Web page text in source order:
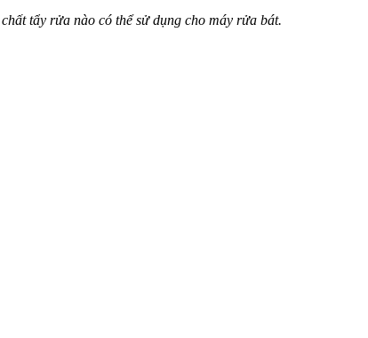
tẩy rửa nào có thể sử dụng cho máy rửa bát.